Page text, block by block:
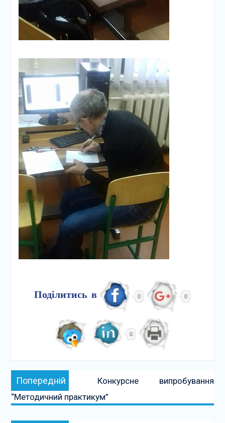
Поділитись в 0 0
0
Навігація
записів
Попередній Попередній:
Конкурсне випробування
“Методичний практикум”